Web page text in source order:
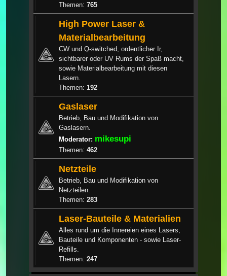
Themen: 765
High Power Laser &
Materialbearbeitung
CW und Q-switched, ordentlicher Ir,
sichtbarer oder UV Rums der Spaß macht,
sowie Materialbearbeitung mit diesen
Lasern.
Themen: 192
Gaslaser
Betrieb, Bau und Modifikation von
Gaslasern.
Moderator: mikesupi
Themen: 462
Netzteile
Betrieb, Bau und Modifikation von
Netzteilen.
Themen: 283
Laser-Bauteile & Materialien
Alles rund um die Innereien eines Lasers,
Bauteile und Komponenten - sowie Laser-
Refills.
Themen: 247